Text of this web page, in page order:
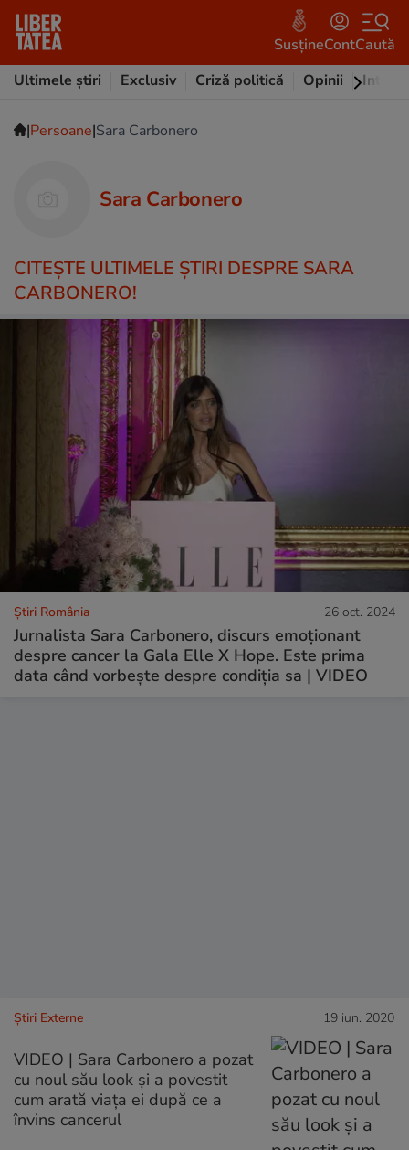
SusțineContCaută
Ultimele știri
Exclusiv Criză politică Opinii
|Persoane|Sara Carbonero
Sara Carbonero
CITEŞTE ULTIMELE ŞTIRI DESPRE SARA
CARBONERO!
Știri România 26 oct. 2024
Jurnalista Sara Carbonero, discurs emoționant
despre cancer la Gala Elle X Hope. Este prima
data când vorbește despre condiția sa | VIDEO
Știri Externe 19 iun. 2020
VIDEO | Sara Carbonero a pozat
cu noul său look și a povestit
cum arată viața ei după ce a
învins cancerul